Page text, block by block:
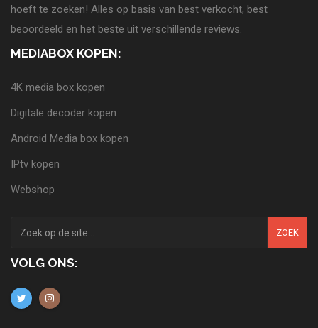
hoeft te zoeken! Alles op basis van best verkocht, best
beoordeeld en het beste uit verschillende reviews.
MEDIABOX KOPEN:
4K media box kopen
Digitale decoder kopen
Android Media box kopen
IPtv kopen
Webshop
ZOEK
VOLG ONS: